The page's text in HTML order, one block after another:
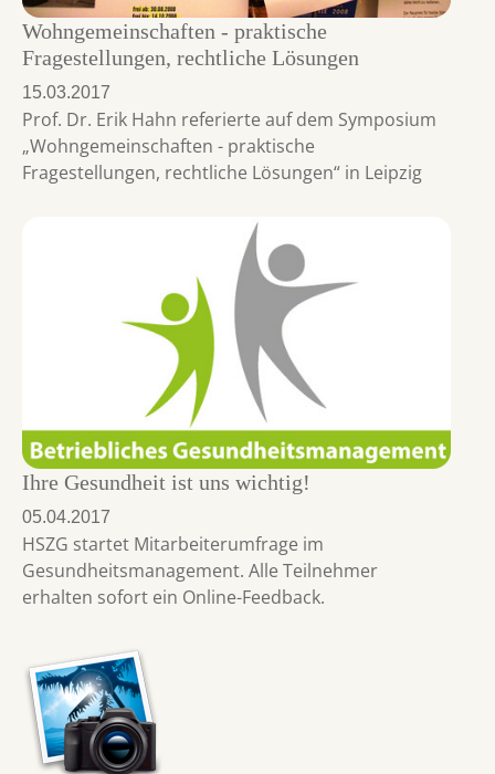
Wohngemeinschaften - praktische
Fragestellungen, rechtliche Lösungen
15.03.2017
Prof. Dr. Erik Hahn referierte auf dem Symposium
„Wohngemeinschaften - praktische
Fragestellungen, rechtliche Lösungen“ in Leipzig
Ihre Gesundheit ist uns wichtig!
05.04.2017
HSZG startet Mitarbeiterumfrage im
Gesundheitsmanagement. Alle Teilnehmer
erhalten sofort ein Online-Feedback.